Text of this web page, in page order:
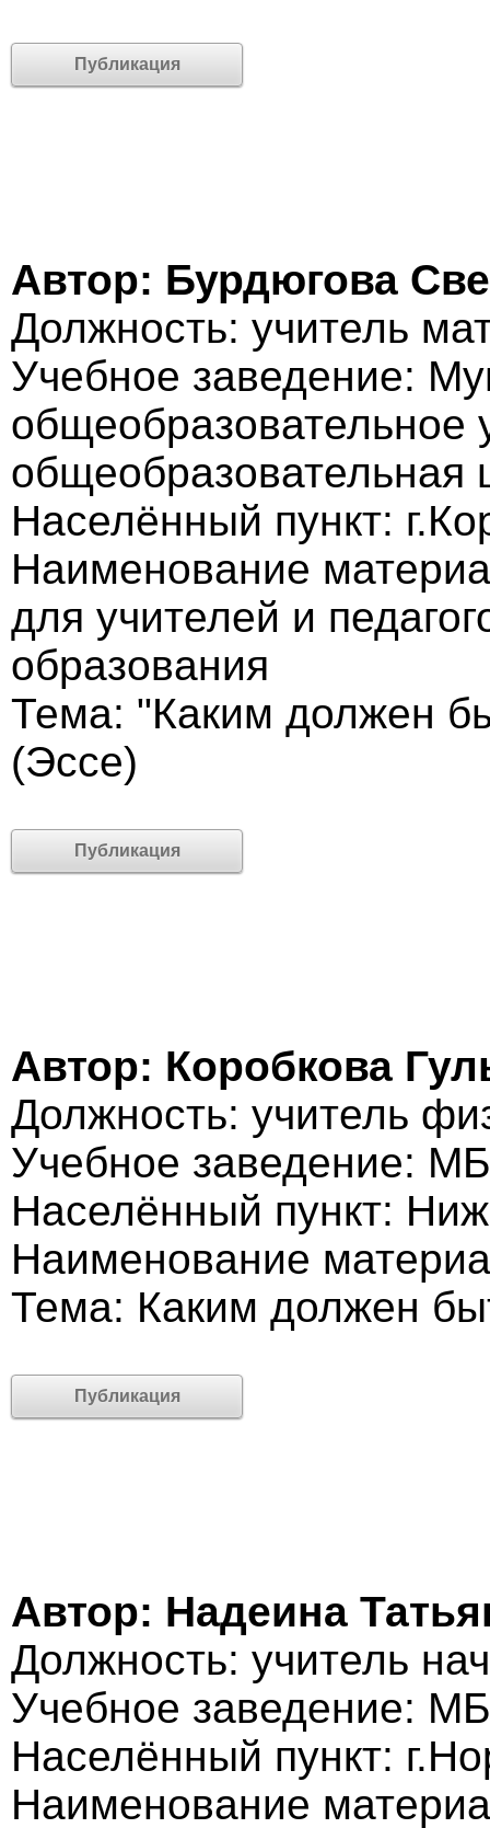
Публикация
Автор: Бурдюгова
Должность: учитель
Учебное заведение:
общеобразовательное
Населённый пункт:
Наименование
для учителей и
образования
Тема: "Каким должен
(Эссе)
Публикация
Автор: Коробкова
Должность: учитель
Учебное заведение:
Населённый пункт:
Наименование
Тема: Каким должен
Публикация
Автор: Надеина
Должность: учитель
Учебное заведение:
Населённый пункт:
Наименование